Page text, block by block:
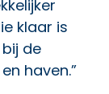
klaar is
de
haven.”